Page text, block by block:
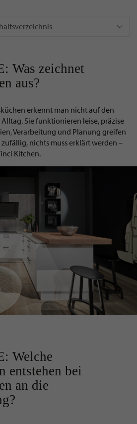
Was zeichnet
aus?
erkennt man nicht auf den
Sie funktionieren leise, präzise
Verarbeitung und Planung greifen
nichts muss erklärt werden –
Kitchen.
Welche
entstehen bei
an die